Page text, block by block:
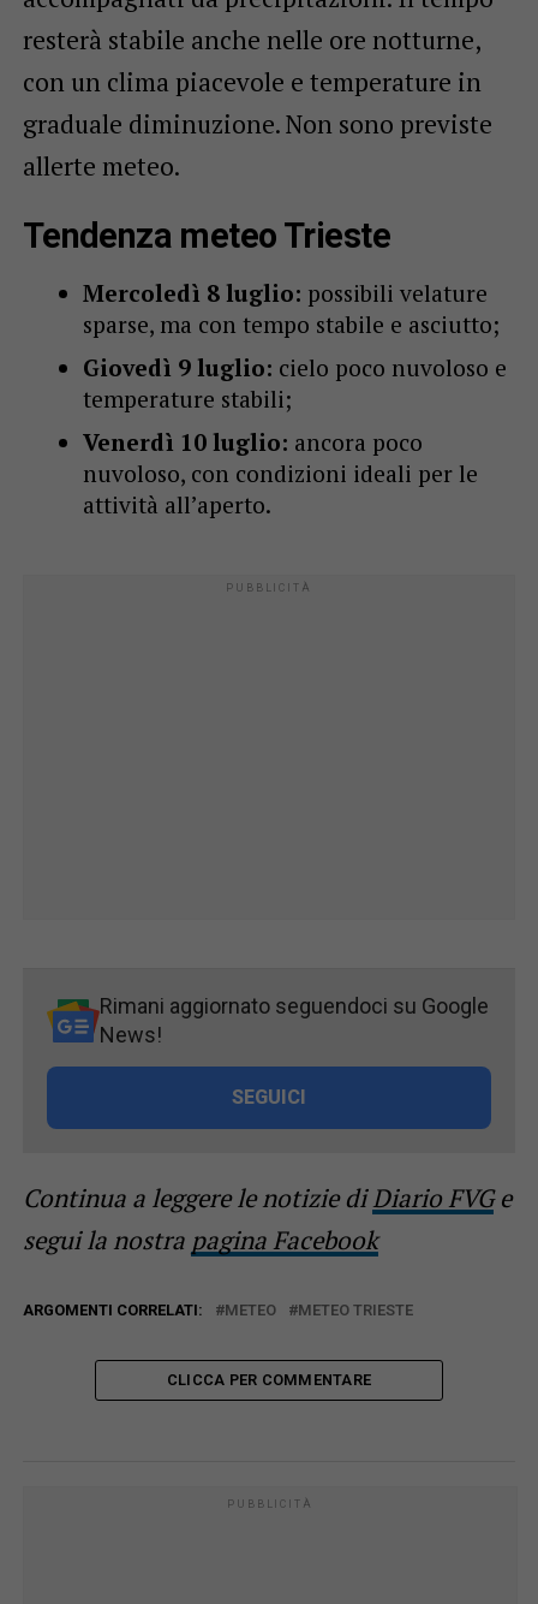
resterà stabile anche nelle ore notturne,
con un clima piacevole e temperature in
graduale diminuzione. Non sono previste
allerte meteo.
Tendenza meteo Trieste
Mercoledì 8 luglio: possibili velature
sparse, ma con tempo stabile e asciutto;
Giovedì 9 luglio: cielo poco nuvoloso e
temperature stabili;
Venerdì 10 luglio: ancora poco
nuvoloso, con condizioni ideali per le
attività all’aperto.
Rimani aggiornato seguendoci su Google
News!
SEGUICI
Continua a leggere le notizie diDiario FVGe
segui la nostra pagina Facebook
ARGOMENTI CORRELATI: METEO METEO TRIESTE
CLICCA PER COMMENTARE
PUBBLICITÀ